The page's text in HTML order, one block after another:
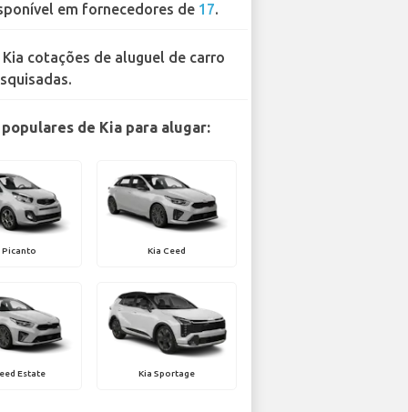
em fornecedores de 17.
Kia cotações de aluguel de carro
de Kia para alugar:
Picanto Kia Ceed
Estate Kia Sportage